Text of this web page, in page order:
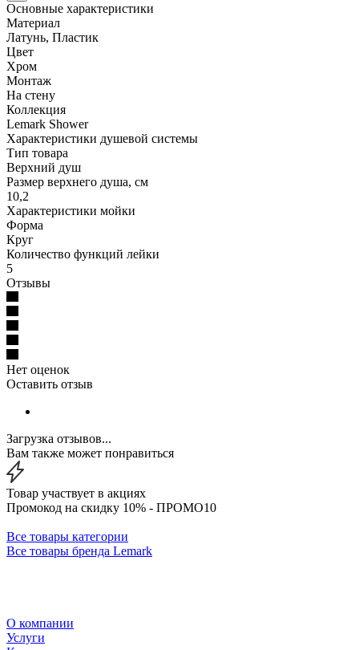
Основные характеристики
Материал
Латунь, Пластик
Цвет
Хром
Монтаж
На стену
Коллекция
Lemark Shower
Характеристики душевой системы
Тип товара
Верхний душ
Размер верхнего душа, см
10,2
Характеристики мойки
Форма
Круг
Количество функций лейки
5
Отзывы
Нет оценок
Оставить отзыв
Загрузка отзывов...
Вам также может понравиться
Товар участвует в акциях
Промокод на скидку 10% - ПРОМО10
Все товары категории
Все товары бренда Lemark
О компании
Услуги